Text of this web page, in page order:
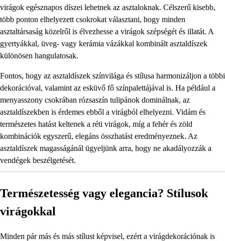
virágok egésznapos díszei lehetnek az asztaloknak. Célszerű kisebb,
több ponton elhelyezett csokrokat választani, hogy minden
asztaltársaság közelről is élvezhesse a virágok szépségét és illatát. A
gyertyákkal, üveg- vagy kerámia vázákkal kombinált asztaldíszek
különösen hangulatosak.
Fontos, hogy az asztaldíszek színvilága és stílusa harmonizáljon a többi
dekorációval, valamint az esküvő fő színpalettájával is. Ha például a
menyasszony csokrában rózsaszín tulipánok dominálnak, az
asztaldíszekben is érdemes ebből a virágból elhelyezni. Vidám és
természetes hatást keltenek a réti virágok, míg a fehér és zöld
kombinációk egyszerű, elegáns összhatást eredményeznek. Az
asztaldíszek magasságánál ügyeljünk arra, hogy ne akadályozzák a
vendégek beszélgetését.
Természetesség vagy elegancia? Stílusok
virágokkal
Minden pár más és más stílust képvisel, ezért a virágdekorációnak is